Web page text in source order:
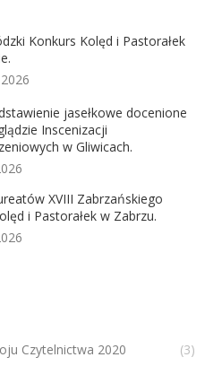
Konkurs Kolęd i Pastorałek
jasełkowe docenione
Inscenizacji
w Gliwicach.
XVIII Zabrzańskiego
i Pastorałek w Zabrzu.
Czytelnictwa 2020
(3)